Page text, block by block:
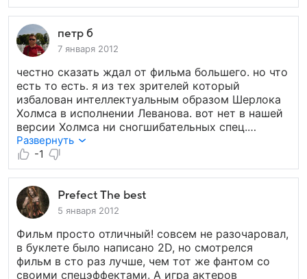
петр б
7 января 2012
честно сказать ждал от фильма большего. но что
есть то есть. я из тех зрителей который
избалован интеллектуальным образом Шерлока
Холмса в исполнении Леванова. вот нет в нашей
версии Холмса ни сногшибательных спец.
эффектов, ни экшена. но наш Холмс интереснее.
чем он берет? он берет умом. зрителей
восхищает как сыщик докапывается до истины.
наш фильм лучше всего передает дух доброй
старушки Англии. этот Холмс более
технологичен и политичен. что бы не говорили,
но данный фильм говорит, что англо- саксы
способны победить кризис. а веть в основе
фильма Европейская история, смахивающая на
современность. как тогда, так и сейчас
Развернуть
-1
Prefect The best
5 января 2012
Фильм просто отличный! совсем не разочаровал,
в буклете было написано 2D, но смотрелся
фильм в сто раз лучше, чем тот же фантом со
своими спецэффектами. А игра актеров